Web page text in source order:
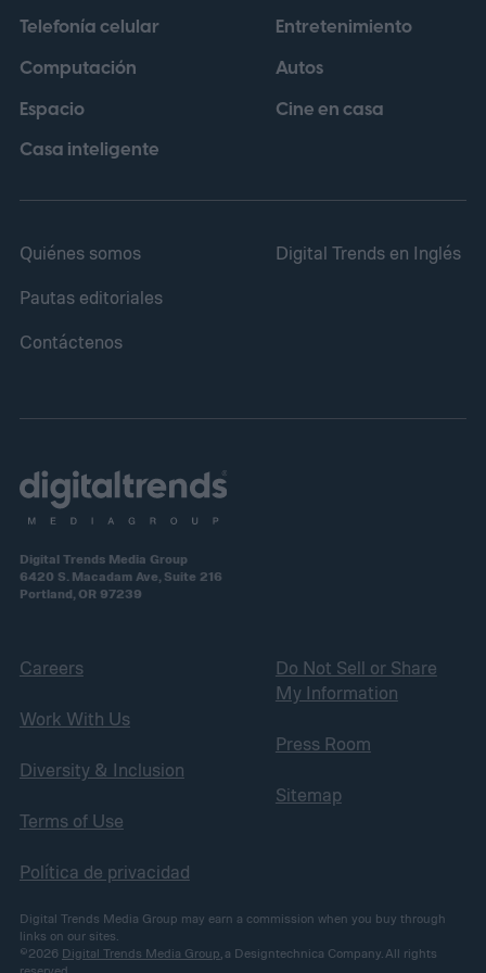
tener sentido una vez que ves lo que
ocurre dentro.
Telefonía celular
Computación
Espacio
Casa inteligente
Entretenimiento
Autos
Cine en casa
Quiénes somos
Pautas editoriales
Contáctenos
Digital Trends en Inglés
Digital Trends Media Group
6420 S. Macadam Ave, Suite 216
Portland, OR 97239
Careers
Work With Us
Diversity & Inclusion
Terms of Use
Política de privacidad
Do Not Sell or Share
My Information
Press Room
Sitemap
Digital Trends Media Group may earn a commission when you buy through
links on our sites.
©2026 Digital Trends Media Group , a Designtechnica Company. All rights